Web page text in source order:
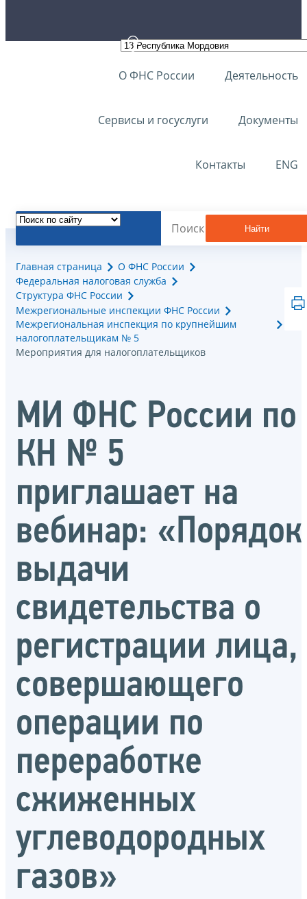
О ФНС России Деятельность
Сервисы и госуслуги Документы
Контакты ENG
Найти
Главная страница
О ФНС России
Федеральная налоговая служба
Структура ФНС России
Межрегиональные инспекции ФНС России
Межрегиональная инспекция по крупнейшим
налогоплательщикам № 5
Мероприятия для налогоплательщиков
МИ ФНС России по
КН № 5
приглашает на
вебинар: «Порядок
выдачи
свидетельства о
регистрации лица,
совершающего
операции по
переработке
сжиженных
углеводородных
газов»